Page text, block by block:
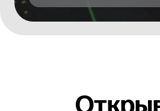
Остались